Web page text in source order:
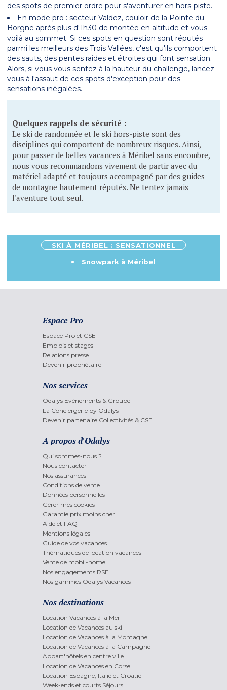
des spots de premier ordre pour s'aventurer en hors-piste.
En mode pro : secteur Valdez, couloir de la Pointe du
Borgne après plus d'1h30 de montée en altitude et vous
voilà au sommet. Si ces spots en question sont réputés
parmi les meilleurs des Trois Vallées, c'est qu'ils comportent
des sauts, des pentes raides et étroites qui font sensation.
Alors, si vous vous sentez à la hauteur du challenge, lancez-
vous à l'assaut de ces spots d'exception pour des
sensations inégalées.
Quelques rappels de sécurité :
Le ski de randonnée et le ski hors-piste sont des
disciplines qui comportent de nombreux risques. Ainsi,
pour passer de belles vacances à Méribel sans encombre,
nous vous recommandons vivement de partir avec du
matériel adapté et toujours accompagné par des guides
de montagne hautement réputés. Ne tentez jamais
l'aventure tout seul.
SKI À MÉRIBEL : SENSATIONNEL
Snowpark à Méribel
Espace Pro
Espace Pro et CSE
Emplois et stages
Relations presse
Devenir propriétaire
Nos services
Odalys Evènements & Groupe
La Conciergerie by Odalys
Devenir partenaire Collectivités & CSE
A propos d'Odalys
Qui sommes-nous ?
Nous contacter
Nos assurances
Conditions de vente
Données personnelles
Gérer mes cookies
Garantie prix moins cher
Aide et FAQ
Mentions légales
Guide de vos vacances
Thématiques de location vacances
Vente de mobil-home
Nos engagements RSE
Nos gammes Odalys Vacances
Nos destinations
Location Vacances à la Mer
Location de Vacances au ski
Location de Vacances à la Montagne
Location de Vacances à la Campagne
Appart'hôtels en centre ville
Location de Vacances en Corse
Location Espagne, Italie et Croatie
Week-ends et courts Séjours